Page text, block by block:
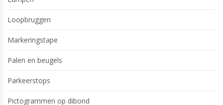
Loopbruggen
Markeringstape
Palen en beugels
Parkeerstops
Pictogrammen op dibond